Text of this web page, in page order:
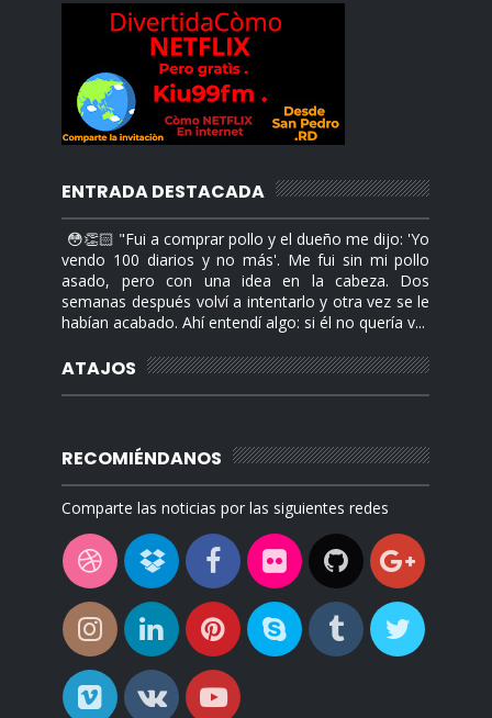
ENTRADA DESTACADA
😳👏🏻 "Fui a comprar pollo y el dueño me dijo: 'Yo
vendo 100 diarios y no más'. Me fui sin mi pollo
asado, pero con una idea en la cabeza. Dos
semanas después volví a intentarlo y otra vez se le
habían acabado. Ahí entendí algo: si él no quería v...
ATAJOS
RECOMIÉNDANOS
Comparte las noticias por las siguientes redes